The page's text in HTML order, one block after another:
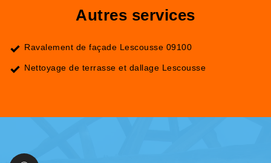
Autres services
Ravalement de façade Lescousse 09100
Nettoyage de terrasse et dallage Lescousse